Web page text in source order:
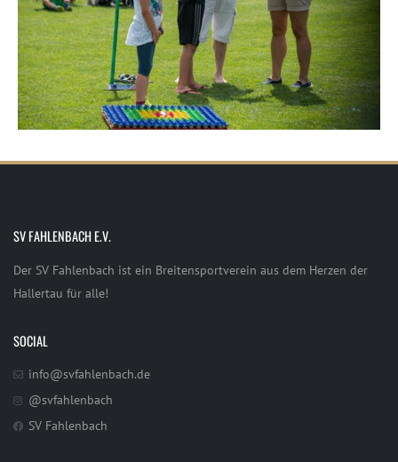
SV FAHLENBACH E.V.
Der SV Fahlenbach ist ein Breitensportverein aus dem Herzen der
Hallertau für alle!
SOCIAL
info@svfahlenbach.de
@svfahlenbach
SV Fahlenbach